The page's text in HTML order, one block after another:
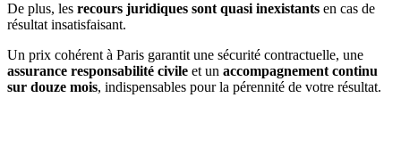
De plus, les recours juridiques sont quasi inexistants en cas de
résultat insatisfaisant.
Un prix cohérent à Paris garantit une sécurité contractuelle, une
assurance responsabilité civile et un accompagnement continu
sur douze mois, indispensables pour la pérennité de votre résultat.